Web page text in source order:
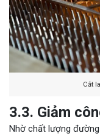
Cắt
3.3. Giảm
Nhờ chất lượng